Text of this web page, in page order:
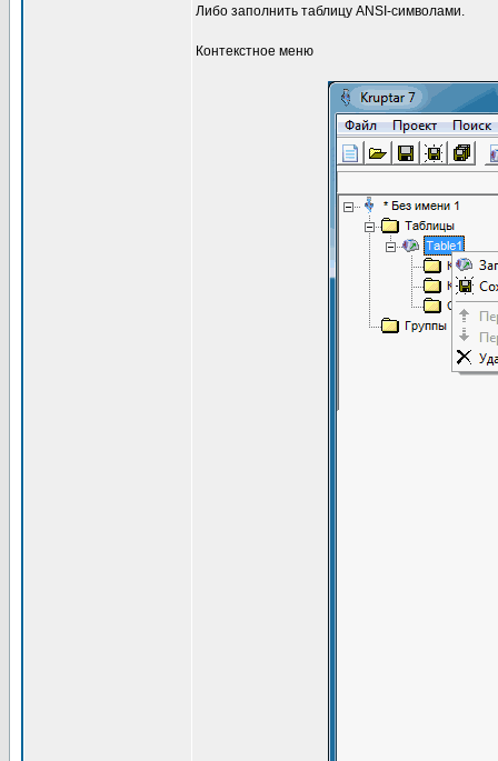
Либо заполнить таблицу ANSI-символами.
Контекстное меню